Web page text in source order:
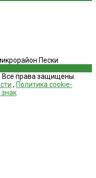
Пески
права защищены.
, Политика cookie-